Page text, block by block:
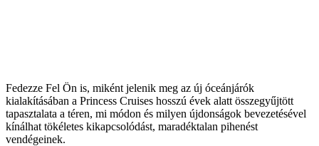
Fedezze Fel Ön is, miként jelenik meg az új óceánjárók
kialakításában a Princess Cruises hosszú évek alatt összegyűjtött
tapasztalata a téren, mi módon és milyen újdonságok bevezetésével
kínálhat tökéletes kikapcsolódást, maradéktalan pihenést
vendégeinek.